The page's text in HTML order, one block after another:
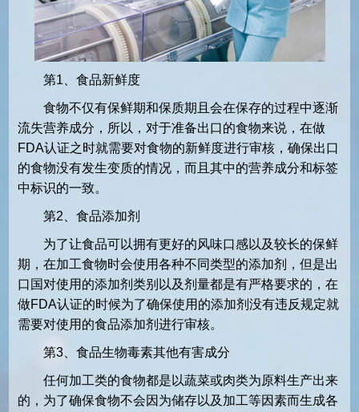
第1、食品新鲜度
食物不仅有保鲜期和保质期且会在保存的过程中逐渐
流失营养成分，所以，对于准备出口的食物来说，在做
FDA认证之时就需要对食物的新鲜度进行审核，确保出口
的食物没有发生变质的情况，而且其中的营养成分和标签
中标识的一致。
第2、食品添加剂
为了让食品可以拥有更好的风味口感以及较长的保鲜
期，在加工食物时会使用各种不同类型的添加剂，但是出
口国对使用的添加剂类别以及剂量都是有严格要求的，在
做FDA认证的时候为了确保使用的添加剂没有违反规定就
需要对使用的食品添加剂进行审核。
第3、食品生物毒素其他有害成分
任何加工类的食物都是以蔬菜或肉类为原料生产出来
的，为了确保食物不会因为储存以及加工等因素而生成各